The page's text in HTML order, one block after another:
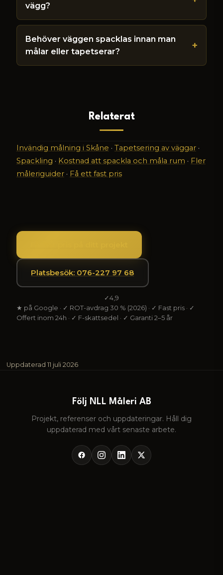
vägg?
Behöver väggen spacklas innan man
målar eller tapetserar?
Relaterat
Invändig målning i Skåne · Tapetsering av väggar·
Spackling · Kostnad att spackla och måla rum · Fler
måleriguider· Få ett fast pris
Platsbesök: 076-227 97 68
✓4,9
★ på Google · ✓ ROT-avdrag 30 % (2026) · ✓ Fast pris · ✓
Offert inom 24h · ✓ F-skattsedel · ✓ Garanti 2–5 år
Uppdaterad 11 juli 2026
Följ NLL Måleri AB
Projekt, referenser och uppdateringar. Håll dig
uppdaterad med vårt senaste arbete.